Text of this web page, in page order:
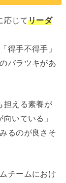
応じてリーダ
得手不得手」
バラツキがあ
担える素養が
いている」
るのが良さそ
チームにおけ